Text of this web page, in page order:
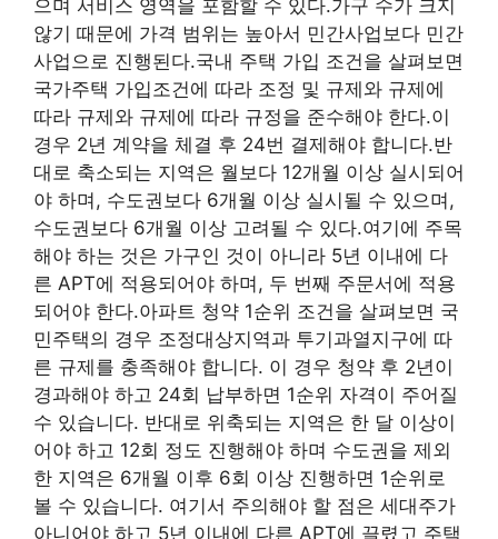
으며 서비스 영역을 포함할 수 있다.가구 수가 크지
않기 때문에 가격 범위는 높아서 민간사업보다 민간
사업으로 진행된다.국내 주택 가입 조건을 살펴보면
국가주택 가입조건에 따라 조정 및 규제와 규제에
따라 규제와 규제에 따라 규정을 준수해야 한다.이
경우 2년 계약을 체결 후 24번 결제해야 합니다.반
대로 축소되는 지역은 월보다 12개월 이상 실시되어
야 하며, 수도권보다 6개월 이상 실시될 수 있으며,
수도권보다 6개월 이상 고려될 수 있다.여기에 주목
해야 하는 것은 가구인 것이 아니라 5년 이내에 다
른 APT에 적용되어야 하며, 두 번째 주문서에 적용
되어야 한다.아파트 청약 1순위 조건을 살펴보면 국
민주택의 경우 조정대상지역과 투기과열지구에 따
른 규제를 충족해야 합니다. 이 경우 청약 후 2년이
경과해야 하고 24회 납부하면 1순위 자격이 주어질
수 있습니다. 반대로 위축되는 지역은 한 달 이상이
어야 하고 12회 정도 진행해야 하며 수도권을 제외
한 지역은 6개월 이후 6회 이상 진행하면 1순위로
볼 수 있습니다. 여기서 주의해야 할 점은 세대주가
아니어야 하고 5년 이내에 다른 APT에 끌렸고 주택